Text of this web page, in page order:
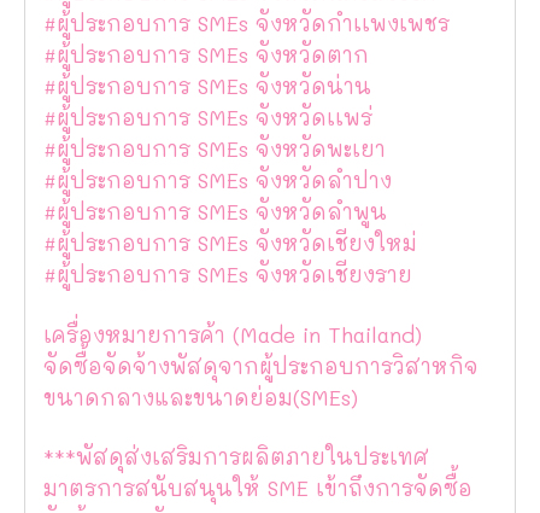
#ผู้ประกอบการ SMEs จังหวัดกำเเพงเพชร
#ผู้ประกอบการ SMEs จังหวัดตาก
#ผู้ประกอบการ SMEs จังหวัดน่าน
#ผู้ประกอบการ SMEs จังหวัดเเพร่
#ผู้ประกอบการ SMEs จังหวัดพะเยา
#ผู้ประกอบการ SMEs จังหวัดลำปาง
#ผู้ประกอบการ SMEs จังหวัดลำพูน
#ผู้ประกอบการ SMEs จังหวัดเชียงใหม่
#ผู้ประกอบการ SMEs จังหวัดเชียงราย
เครื่องหมายการค้า (Made in Thailand)
จัดซื้อจัดจ้างพัสดุจากผู้ประกอบการวิสาหกิจ
ขนาดกลางและขนาดย่อม(SMEs)
***พัสดุส่งเสริมการผลิตภายในประเทศ
มาตรการสนับสนุนให้ SME เข้าถึงการจัดซื้อ